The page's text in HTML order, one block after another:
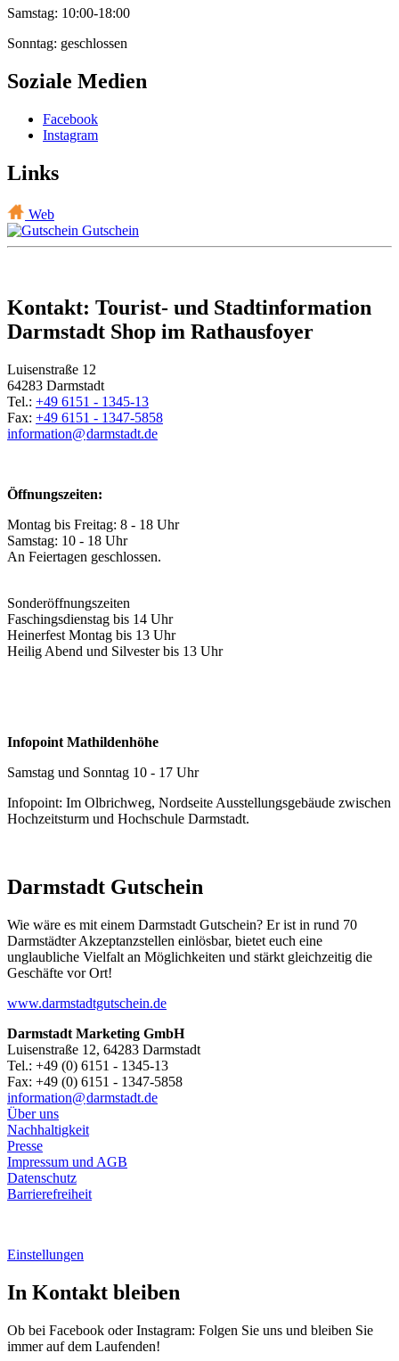
Samstag: 10:00-18:00
Sonntag: geschlossen
Soziale Medien
Facebook
Instagram
Links
Web
Gutschein
Kontakt: Tourist- und Stadtinformation
Darmstadt Shop im Rathausfoyer
Luisenstraße 12
64283 Darmstadt
Tel.: +49 6151 - 1345-13
Fax: +49 6151 - 1347-5858
information@darmstadt.de
Öffnungszeiten:
Montag bis Freitag: 8 - 18 Uhr
Samstag: 10 - 18 Uhr
An Feiertagen geschlossen.
Sonderöffnungszeiten
Faschingsdienstag bis 14 Uhr
Heinerfest Montag bis 13 Uhr
Heilig Abend und Silvester bis 13 Uhr
Infopoint Mathildenhöhe
Samstag und Sonntag 10 - 17 Uhr
Infopoint: Im Olbrichweg, Nordseite Ausstellungsgebäude zwischen
Hochzeitsturm und Hochschule Darmstadt.
Darmstadt Gutschein
Wie wäre es mit einem Darmstadt Gutschein? Er ist in rund 70
Darmstädter Akzeptanzstellen einlösbar, bietet euch eine
unglaubliche Vielfalt an Möglichkeiten und stärkt gleichzeitig die
Geschäfte vor Ort!
www.darmstadtgutschein.de
Darmstadt Marketing GmbH
Luisenstraße 12, 64283 Darmstadt
Tel.: +49 (0) 6151 - 1345-13
Fax: +49 (0) 6151 - 1347-5858
information@darmstadt.de
Über uns
Nachhaltigkeit
Presse
Impressum und AGB
Datenschutz
Barrierefreiheit
Einstellungen
In Kontakt bleiben
Ob bei Facebook oder Instagram: Folgen Sie uns und bleiben Sie
immer auf dem Laufenden!